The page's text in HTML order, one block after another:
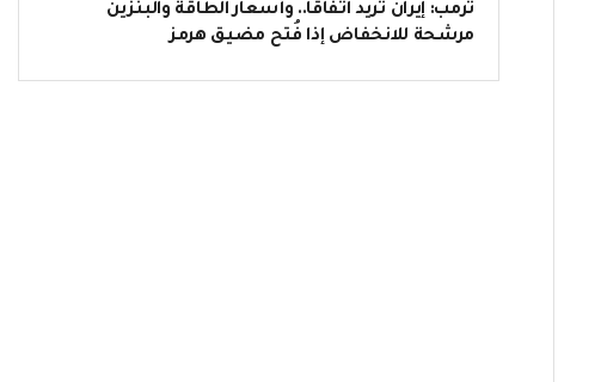
ترمب: إيران تريد اتفاقًا.. وأسعار الطاقة والبنزين
مرشحة للانخفاض إذا فُتح مضيق هرمز